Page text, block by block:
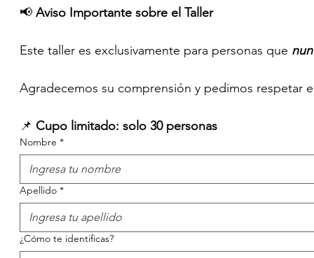
📢 Aviso Importante sobre el Taller
Este taller es exclusivamente para personas que
Agradecemos su comprensión y pedimos respetar
📌 Cupo limitado: solo 30 personas
Nombre *
Apellido *
¿Cómo te identificas?